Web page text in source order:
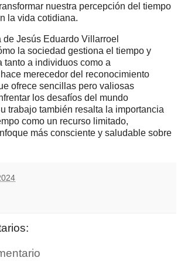
nuestra percepción del tiempo
la vida cotidiana.
de Jesús Eduardo Villarroel
la sociedad gestiona el tiempo y
tanto a individuos como a
merecedor del reconocimiento
ofrece sencillas pero valiosas
los desafíos del mundo
trabajo también resalta la importancia
como un recurso limitado,
más consciente y saludable sobre